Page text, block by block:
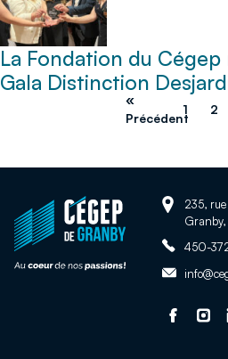
La Fondation du
Gala Distinction
«
Précédent
1 2
Retour
à
page
Adresse:
235,
Granby,
450-
Adresse
Suivez-
Ce
Ce